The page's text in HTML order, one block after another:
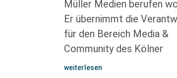
Müller Medien berufen
Er übernimmt die
für den Bereich Media &
Community des Kölner
weiterlesen